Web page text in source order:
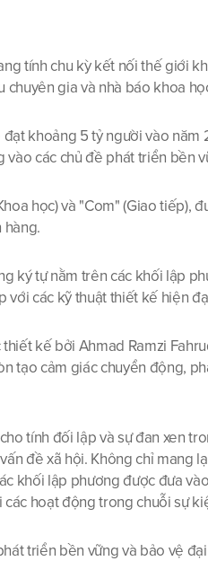
tính chu kỳ kết nối thế giới
chuyên gia và nhà báo khoa
khoảng 5 tỷ người vào
các chủ đề phát triển bền
học) và "Com" (Giao tiếp),
hàng.
ký tự nằm trên các khối lập
với các kỹ thuật thiết kế hiện
kế bởi Ahmad Ramzi
tạo cảm giác chuyển động,
tính đối lập và sự đan xen
đề xã hội. Không chỉ
khối lập phương được đưa
hoạt động trong chuỗi sự
triển bền vững và bảo vệ